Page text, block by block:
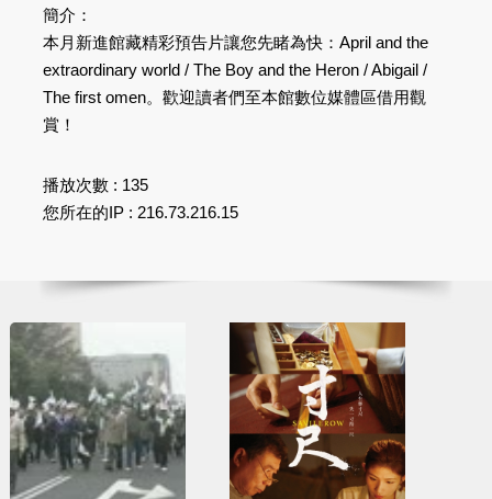
簡介：
本月新進館藏精彩預告片讓您先睹為快：April and the
extraordinary world / The Boy and the Heron / Abigail /
The first omen。歡迎讀者們至本館數位媒體區借用觀
賞！
播放次數 : 135
您所在的IP : 216.73.216.15